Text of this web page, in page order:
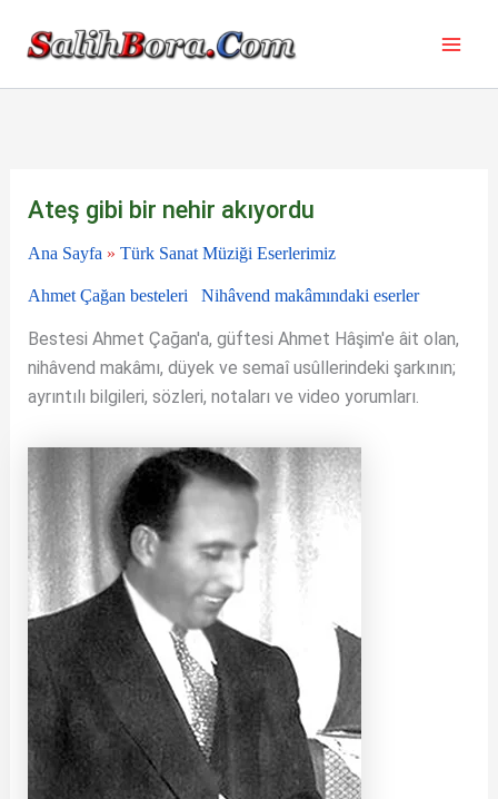
Ateş gibi bir nehir akıyordu
Ana Sayfa » Türk Sanat Müziği Eserlerimiz
Ahmet Çağan besteleri Nihâvend makâmındaki eserler
Bestesi Ahmet Çağan'a, güftesi Ahmet Hâşim'e âit olan,
nihâvend makâmı, düyek ve semaî usûllerindeki şarkının;
ayrıntılı bilgileri, sözleri, notaları ve video yorumları.